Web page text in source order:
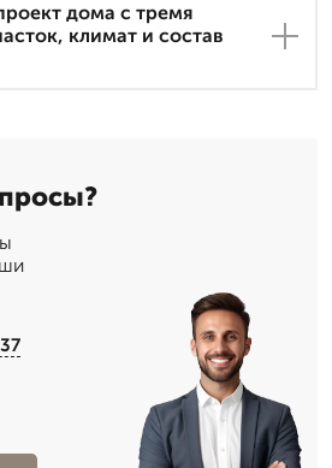
дома с тремя
климат и состав